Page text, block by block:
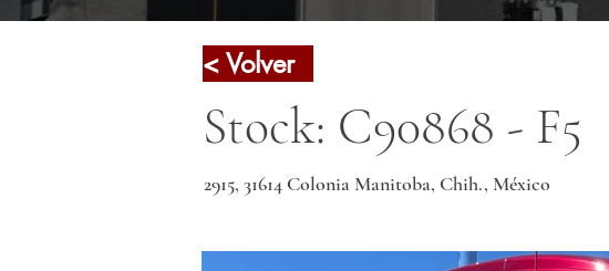
< Volver
Stock: C90868 - F5
2915, 31614 Colonia Manitoba, Chih., México